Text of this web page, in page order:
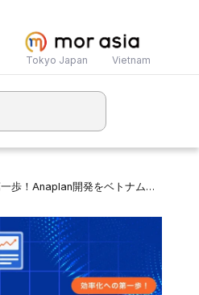
Tokyo Japan Vietnam
効率化への第一歩！Anaplan開発をベトナムオフショアで実現